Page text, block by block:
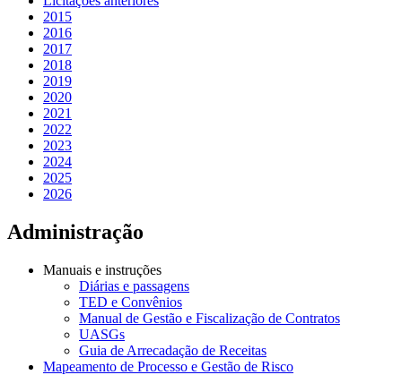
2015
2016
2017
2018
2019
2020
2021
2022
2023
2024
2025
2026
Administração
Manuais e instruções
Diárias e passagens
TED e Convênios
Manual de Gestão e Fiscalização de Contratos
UASGs
Guia de Arrecadação de Receitas
Mapeamento de Processo e Gestão de Risco